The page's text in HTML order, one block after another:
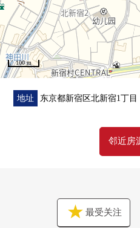
[共计] 109.87平米(约33.23
0 有3份的停车位
※根据车型有限制
100 m
地址 东京都新宿区北新宿1丁目
邻近房
最受关注